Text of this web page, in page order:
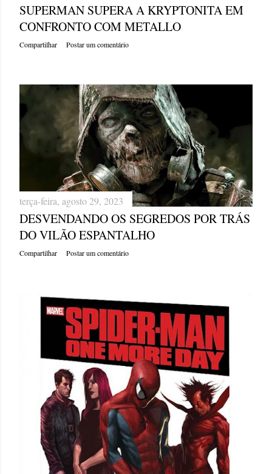
SUPERMAN SUPERA A KRYPTONITA EM
CONFRONTO COM METALLO
Compartilhar Postar um comentário
terça-feira, agosto 29, 2023
DESVENDANDO OS SEGREDOS POR TRÁS
DO VILÃO ESPANTALHO
Compartilhar Postar um comentário